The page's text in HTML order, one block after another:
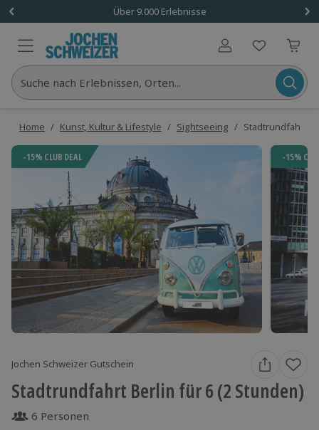
Über 9.000 Erlebnisse
Benutzerkonto
Suche nach Erlebnissen, Orten...
Home / Kunst, Kultur & Lifestyle / Sightseeing / Stadtrundfahrt
-15% CLUB DEAL -15%
Jochen Schweizer Gutschein
Stadtrundfahrt Berlin für 6 (2 Stunden)
6 Personen